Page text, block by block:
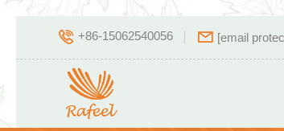
+86-15062540056 [email